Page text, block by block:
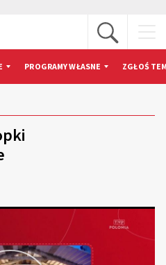
PROGRAMY WŁASNE ZGŁOŚ